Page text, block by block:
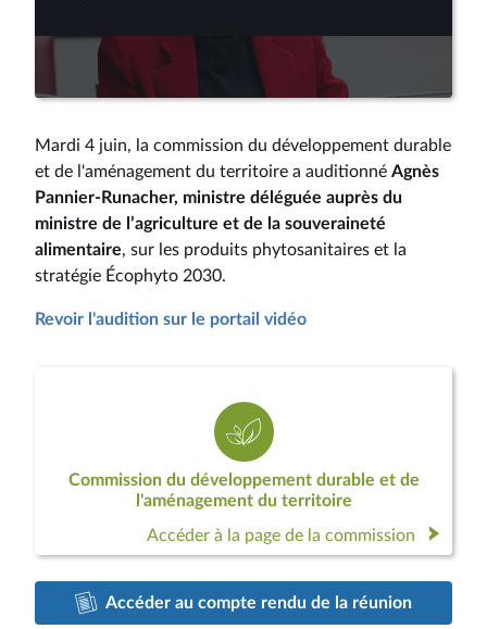
la
vidéo
Mardi 4 juin, la commission du développement durable
et de l'aménagement du territoire a auditionné Agnès
Pannier-Runacher, ministre déléguée auprès du
ministre de l’agriculture et de la souveraineté
alimentaire, sur les produits phytosanitaires et la
stratégie Écophyto 2030.
Revoir l'audition sur le portail vidéo
Commission du développement durable et de
l'aménagement du territoire
Accéder à la page de la commission
Accéder au compte rendu de la réunion